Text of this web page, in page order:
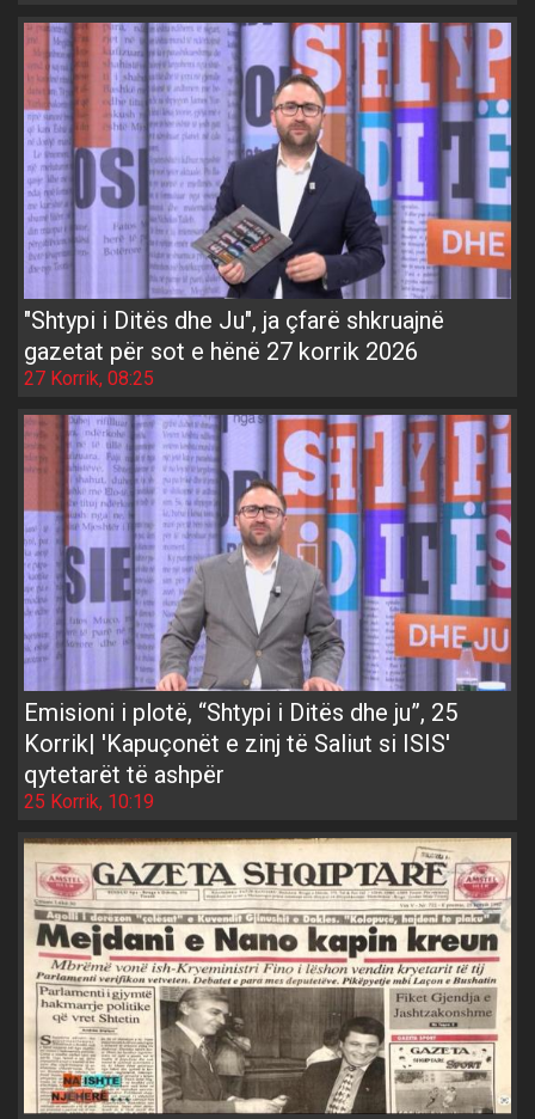
"Shtypi i Ditës dhe Ju", ja çfarë shkruajnë
gazetat për sot e hënë 27 korrik 2026
27 Korrik, 08:25
Emisioni i plotë, “Shtypi i Ditës dhe ju”, 25
Korrik| 'Kapuçonët e zinj të Saliut si ISIS'
qytetarët të ashpër
25 Korrik, 10:19